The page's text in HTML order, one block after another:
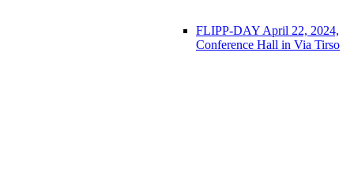
FLIPP-DAY April 22, 2024,
Conference Hall in Via Tirso